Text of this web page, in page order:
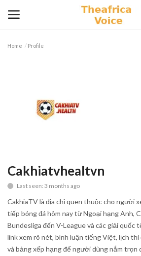
Lifestyle
Gallery
Blog
Home Profile
Cakhiatvhealtvn
Last seen: 3 months ago
CakhiaTV là địa chỉ quen thuộc cho người
tiếp bóng đá hôm nay từ Ngoại hạng Anh,
Bundesliga đến V-League và các giải quốc
link xem rõ nét, bình luận tiếng Việt, lịch
và bảng xếp hạng để người dùng nắm trọn